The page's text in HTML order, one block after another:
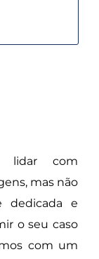
lidar com
mas não
dedicada e
o seu caso
com um